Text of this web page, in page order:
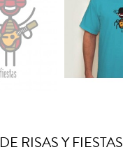
DE RISAS Y FIESTAS